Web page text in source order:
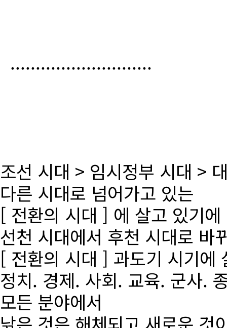
............................
조선 시대 > 임시정부 시대 >
다른 시대로 넘어가고 있는
[ 전환의 시대 ] 에 살고 있기에
선천 시대에서 후천 시대로 바
[ 전환의 시대 ] 과도기 시기에
정치. 경제. 사회. 교육. 군사.
모든 분야에서